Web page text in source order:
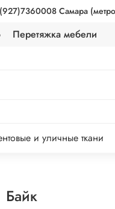
Самара
Перетяжка мебели
и уличные ткани
Байк